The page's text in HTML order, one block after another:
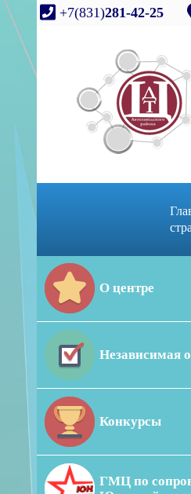
+7(831)281-42-25
О центре
Независимая
Конкурсы
ГМЦ по